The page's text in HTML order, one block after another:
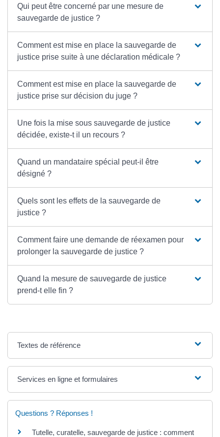
Qui peut être concerné par une mesure de
sauvegarde de justice ?
Comment est mise en place la sauvegarde de
justice prise suite à une déclaration médicale ?
Comment est mise en place la sauvegarde de
justice prise sur décision du juge ?
Une fois la mise sous sauvegarde de justice
décidée, existe-t il un recours ?
Quand un mandataire spécial peut-il être
désigné ?
Quels sont les effets de la sauvegarde de
justice ?
Comment faire une demande de réexamen pour
prolonger la sauvegarde de justice ?
Quand la mesure de sauvegarde de justice
prend-t elle fin ?
Textes de référence
Services en ligne et formulaires
Questions ? Réponses !
Tutelle, curatelle, sauvegarde de justice : comment